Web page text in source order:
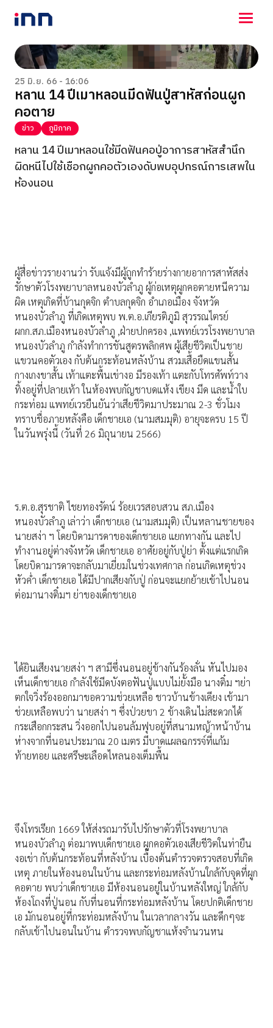
NEWS
ENTERTAINMENT
LIFESTYLE
HOROSCOPE
LOTTERY
VIDEO
ร่วมด้วยช่วยกัน
25 มิ.ย. 66 - 16:06
หลาน 14 ปีเมาหลอนมีดฟันปู่สาหัสก่อนผูก
คอตาย
ข่าว ภูมิภาค
หลาน 14 ปีเมาหลอนใช้มีดฟันคอปู่อาการสาหัสสำนึก
ผิดหนีไปใช้เชือกผูกคอตัวเองดับพบอุปกรณ์การเสพใน
ห้องนอน
ผู้สื่อข่าวรายงานว่า รับแจ้งมีผู้ถูกทำร้ายร่างกายอาการสาหัสส่ง
รักษาตัวโรงพยาบาลหนองบัวลำภู ผู้ก่อเหตุผูกคอตายหนีความ
ผิด เหตุเกิดที่บ้านกุดจิก ตำบลกุดจิก อำเภอเมือง จังหวัด
หนองบัวลำภู ที่เกิดเหตุพบ พ.ต.อ.เกียรติภูมิ สุวรรณไตรย์
ผกก.สภ.เมืองหนองบัวลำภู ,ฝ่ายปกครอง ,แพทย์เวรโรงพยาบาล
หนองบัวลำภู กำลังทำการชันสูตรพลิกศพ ผู้เสียชีวิตเป็นชาย
แขวนคอตัวเอง กับต้นกระท้อนหลังบ้าน สวมเสื้อยืดแขนสั้น
กางเกงขาสั้น เท้าแตะพื้นเข่างอ มีรองเท้า แตะกับโทรศัพท์วาง
ทิ้งอยู่ที่ปลายเท้า ในห้องพบกัญชาบดแห้ง เขียง มีด และน้ำใบ
กระท่อม แพทย์เวรยืนยันว่าเสียชีวิตมาประมาณ 2-3 ชั่วโมง
ทราบชื่อภายหลังคือ เด็กชายเอ (นามสมมุติ) อายุจะครบ 15 ปี
ในวันพรุ่งนี้ (วันที่ 26 มิถุนายน 2566)
ร.ต.อ.สุรชาติ ไชยทองรัตน์ ร้อยเวรสอบสวน สภ.เมือง
หนองบัวลำภู เล่าว่า เด็กชายเอ (นามสมมุติ) เป็นหลานชายของ
นายสง่า ฯ โดยบิดามารดาของเด็กชายเอ แยกทางกัน และไป
ทำงานอยู่ต่างจังหวัด เด็กชายเอ อาศัยอยู่กับปู่ย่า ตั้งแต่แรกเกิด
โดยบิดามารดาจะกลับมาเยี่ยมในช่วงเทศกาล ก่อนเกิดเหตุช่วง
หัวค่ำ เด็กชายเอ ได้มีปากเสียงกับปู่ ก่อนจะแยกย้ายเข้าไปนอน
ต่อมานางติ๋มฯ ย่าของเด็กชายเอ
ได้ยินเสียงนายสง่า ฯ สามีซึ่งนอนอยู่ข้างกันร้องลั่น หันไปมอง
เห็นเด็กชายเอ กำลังใช้มีดบังตอฟันปู่แบบไม่ยั้งมือ นางติ๋ม ฯย่า
ตกใจวิ่งร้องออกมาขอความช่วยเหลือ ชาวบ้านข้างเคียง เข้ามา
ช่วยเหลือพบว่า นายสง่า ฯ ซึ่งป่วยขา 2 ข้างเดินไม่สะดวกได้
กระเสือกกระสน วิ่งออกไปนอนล้มฟุบอยู่ที่สนามหญ้าหน้าบ้าน
ห่างจากที่นอนประมาณ 20 เมตร มีบาดแผลฉกรรจ์ที่แก้ม
ท้ายทอย และศรีษะเลือดไหลนองเต็มพื้น
จึงโทรเรียก 1669 ให้ส่งรถมารับไปรักษาตัวที่โรงพยาบาล
หนองบัวลำภู ต่อมาพบเด็กชายเอ ผูกคอตัวเองเสียชีวิตในท่ายืน
งอเข่า กับต้นกระท้อนที่หลังบ้าน เบื้องต้นตำรวจตรวจสอบที่เกิด
เหตุ ภายในห้องนอนในบ้าน และกระท่อมหลังบ้านใกล้กับจุดที่ผูก
คอตาย พบว่าเด็กชายเอ มีห้องนอนอยู่ในบ้านหลังใหญ่ ใกล้กับ
ห้องโถงที่ปู่นอน กับที่นอนที่กระท่อมหลังบ้าน โดยปกติเด็กชาย
เอ มักนอนอยู่ที่กระท่อมหลังบ้าน ในเวลากลางวัน และดึกๆจะ
กลับเข้าไปนอนในบ้าน ตำรวจพบกัญชาแห้งจำนวนหน